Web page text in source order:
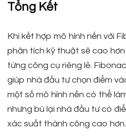
Tổng Kết
Khi kết hợp mô hình nến với
phân tích kỹ thuật sẽ cao
từng công cụ riêng lẻ.
giúp nhà đầu tư chọn điểm
một số mô hình nến có thể
nhưng bù lại nhà đầu tư có
xác suất thành công cao hơn.